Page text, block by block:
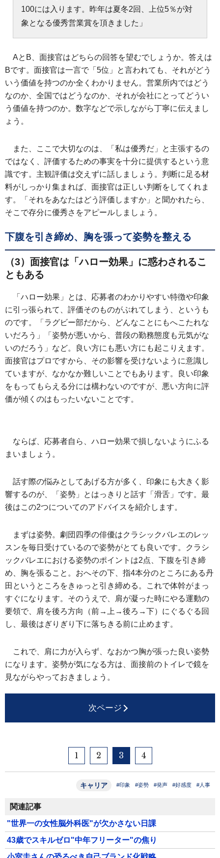
100には入ります。昨年は夏冬2回、上位5％が対
象となる優秀営業賞を頂きました」
AとB、面接官はどちらの回答を望むでしょうか。答えは
Bです。面接官は一言で「5位」と言われても、それがどう
いう価値を持つのか全くわかりません。営業所内ではどう
なのか、全国ではどうなのか、それが会社にとってどうい
う価値を持つのか。数字などで示しながら丁寧に伝えまし
ょう。
また、ここで大切なのは、「私は優秀だ」と主張するの
ではなく、評価するための事実を十分に提供するという意
識です。主観評価は交えずに話しましょう。判断に足る材
料がしっかり集まれば、面接官は正しい判断をしてくれま
す。「それをあなたはどう評価しますか」と聞かれたら、
そこで存分に優秀さをアピールしましょう。
下腹を引き締め、胸を張って姿勢を整える
（3）面接官は「ハロー効果」に惑わされるこ
ともある
「ハロー効果」とは、応募者のわかりやすい特徴や印象
に引っ張られて、評価そのものがぶれてしまう、というも
のです。「ラグビー部だから、どんなことにもへこたれな
いだろう」「姿勢が悪いから、普段の勤務態度も元気がな
いのだろう」など。良い方にも悪い方にも起こりえます。
面接官はプロですから、その影響を受けないように意識し
ていますが、なかなか難しいことでもあります。良い印象
をもってもらえる分には構わないのですが、悪い方向に評
価が傾くのはもったいないことです。
ならば、応募者自ら、ハロー効果で損しないようにふる
まいましょう。
話す際の悩みとしてあげる方が多く、印象にも大きく影
響するのが、「姿勢」とはっきりと話す「滑舌」です。最
後はこの2つについてのアドバイスを紹介します。
まずは姿勢。劇団四季の俳優はクラシックバレエのレッ
スンを毎日受けているので姿勢がとても良いです。クラシ
ックバレエにおける姿勢のポイントは2点、下腹を引き締
め、胸を張ること。おへその下、指4本分のところにある丹
田というところをきゅっと引き締める。これで体幹がまっ
すぐになります。そのうえで、肩が凝った時にやる運動の
要領で、肩を後ろ方向（前→上→後ろ→下）にぐるぐる回
し、最後はぎりぎり下に落ちきる前に止めます。
これで、肩に力が入らず、なおかつ胸が張った良い姿勢
になります。姿勢が気になる方は、面接前のトイレで鏡を
見ながらやっておきましょう。
次ページ
1 2 3 4
キャリア #印象 #姿勢 #発声 #好感度 #人事
関連記事
"世界一の女性脳外科医"が欠かさない日課
43歳でスキルゼロ"中年フリーター"の焦り